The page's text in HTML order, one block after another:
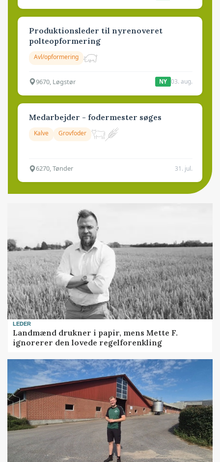
Produktionsleder til nyrenoveret
polteopformering
Avl/opformering
9670, Løgstør NY 03. aug.
Medarbejder - fodermester søges
Kalve Grovfoder
6270, Tønder 31. jul.
LEDER
Landmænd drukner i papir, mens Mette F.
ignorerer den lovede regelforenkling